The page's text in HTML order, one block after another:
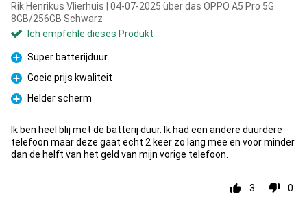
Rik Henrikus Vlierhuis | 04-07-2025 über das OPPO A5 Pro 5G
8GB/256GB Schwarz
Ich empfehle dieses Produkt
Pro
Super batterijduur
Pro
Goeie prijs kwaliteit
Pro
Helder scherm
Ik ben heel blij met de batterij duur. Ik had een andere duurdere
telefoon maar deze gaat echt 2 keer zo lang mee en voor minder
dan de helft van het geld van mijn vorige telefoon.
3 0